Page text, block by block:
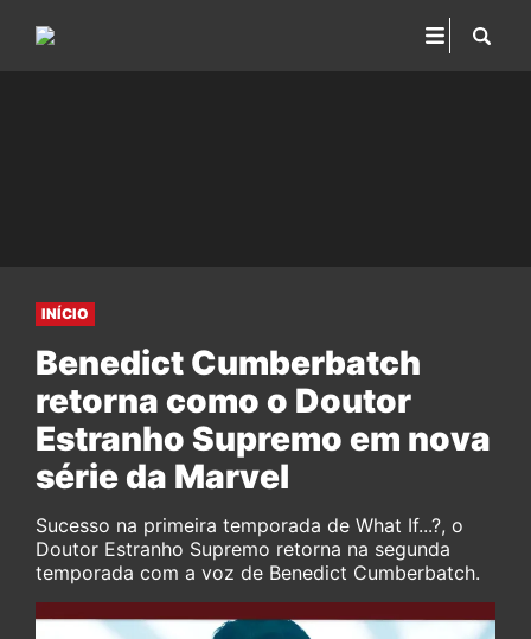
INÍCIO
Benedict Cumberbatch
retorna como o Doutor
Estranho Supremo em nova
série da Marvel
Sucesso na primeira temporada de What If...?, o
Doutor Estranho Supremo retorna na segunda
temporada com a voz de Benedict Cumberbatch.